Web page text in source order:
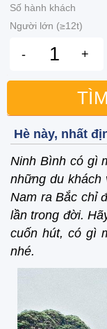
Số hành khách
Người lớn (≥12t)
- +
Hè này, nhất
Ninh Bình có gì
những du khách
Nam ra Bắc chỉ
lần trong đời.
cuốn hút, có gì
nhé.